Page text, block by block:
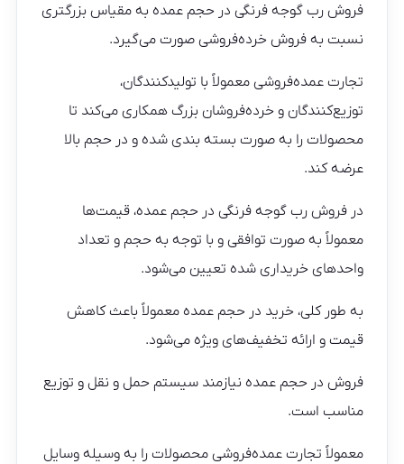
فروش رب گوجه فرنگی در حجم عمده به مقیاس بزرگتری
نسبت به فروش خرده‌فروشی صورت می‌گیرد.
تجارت عمده‌فروشی معمولاً با تولیدکنندگان،
توزیع‌کنندگان و خرده‌فروشان بزرگ همکاری می‌کند تا
محصولات را به صورت بسته بندی شده و در حجم بالا
عرضه کند.
در فروش رب گوجه فرنگی در حجم عمده، قیمت‌ها
معمولاً به صورت توافقی و با توجه به حجم و تعداد
واحدهای خریداری شده تعیین می‌شود.
به طور کلی، خرید در حجم عمده معمولاً باعث کاهش
قیمت و ارائه تخفیف‌های ویژه می‌شود.
فروش در حجم عمده نیازمند سیستم حمل و نقل و توزیع
مناسب است.
معمولاً تجارت عمده‌فروشی محصولات را به وسیله وسایل